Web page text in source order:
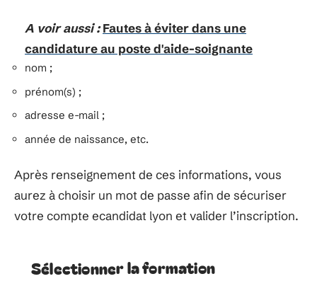
A voir aussi : Fautes à éviter dans une
candidature au poste d'aide-soignante
nom ;
prénom(s) ;
adresse e-mail ;
année de naissance, etc.
Après renseignement de ces informations, vous
aurez à choisir un mot de passe afin de sécuriser
votre compte ecandidat lyon et valider l’inscription.
Sélectionner la formation